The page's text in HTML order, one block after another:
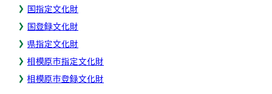
国指定文化財
国登録文化財
県指定文化財
相模原市指定文化財
相模原市登録文化財